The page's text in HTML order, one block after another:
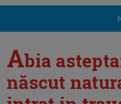
Abia
născut